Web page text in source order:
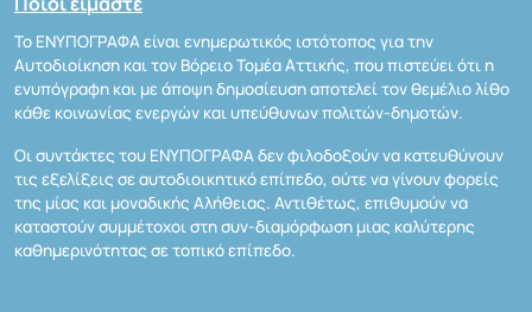
Το ΕΝΥΠΟΓΡΑΦΑ είναι ενημερωτικός ιστότοπος για την
Αυτοδιοίκηση και τον Βόρειο Τομέα Αττικής, που πιστεύει ότι η
ενυπόγραφη και με άποψη δημοσίευση αποτελεί τον θεμέλιο λίθο
κάθε κοινωνίας ενεργών και υπεύθυνων πολιτών-δημοτών.
Οι συντάκτες του ΕΝΥΠΟΓΡΑΦΑ δεν φιλοδοξούν να κατευθύνουν
τις εξελίξεις σε αυτοδιοικητικό επίπεδο, ούτε να γίνουν φορείς
της μίας και μοναδικής Αλήθειας. Αντιθέτως, επιθυμούν να
καταστούν συμμέτοχοι στη συν-διαμόρφωση μιας καλύτερης
καθημερινότητας σε τοπικό επίπεδο.